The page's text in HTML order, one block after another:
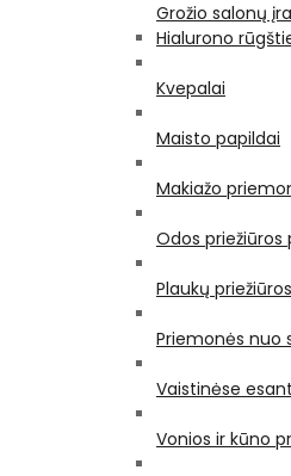
Grožio salonų
Hialurono
Kvepalai
Maisto papildai
Makiažo
Odos priežiūros
Plaukų
Priemonės nuo
Vaistinėse
Vonios ir kūno